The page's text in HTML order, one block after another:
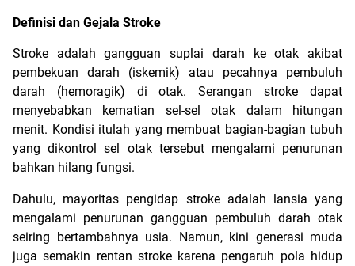
Definisi dan Gejala Stroke
Stroke adalah gangguan suplai darah ke otak akibat
pembekuan darah (iskemik) atau pecahnya pembuluh
darah (hemoragik) di otak. Serangan stroke dapat
menyebabkan kematian sel-sel otak dalam hitungan
menit. Kondisi itulah yang membuat bagian-bagian tubuh
yang dikontrol sel otak tersebut mengalami penurunan
bahkan hilang fungsi.
Dahulu, mayoritas pengidap stroke adalah lansia yang
mengalami penurunan gangguan pembuluh darah otak
seiring bertambahnya usia. Namun, kini generasi muda
juga semakin rentan stroke karena pengaruh pola hidup